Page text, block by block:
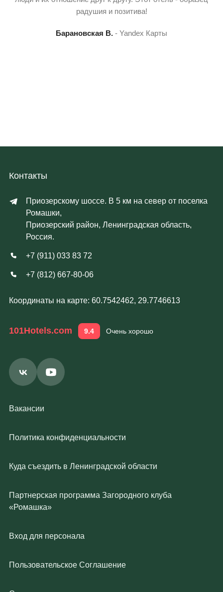
радушия и позитива!
Барановская В. Yandex Карты
Контакты
Приозерскому шоссе. В 5 км на север от поселка
Ромашки,
Приозерский район, Ленинградская область,
Россия.
+7 (911) 033 83 72
+7 (812) 667-80-06
Координаты на карте: 60.7542462, 29.7746613
101Hotels.com 9.4 Очень хорошо
Вакансии
Политика конфиденциальности
Куда съездить в Ленинградской области
Партнерская программа Загородного клуба
«Ромашка»
Вход для персонала
Пользовательское Соглашение